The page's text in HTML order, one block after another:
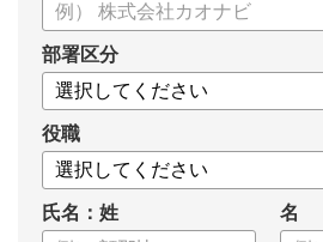
イント
・目標管理制度のメリット、デメリット
・もっと効果的に運用する3つのポイ
・目標管理制度がうまくいかない4つの
についてまとめましたので、ぜひお役
部署区分
役職
氏名：姓 名